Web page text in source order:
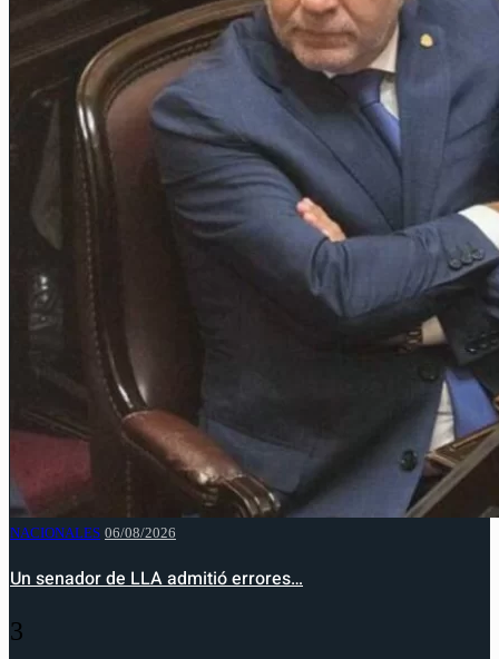
NACIONALES 06/08/2026
Un senador de LLA admitió errores…
3